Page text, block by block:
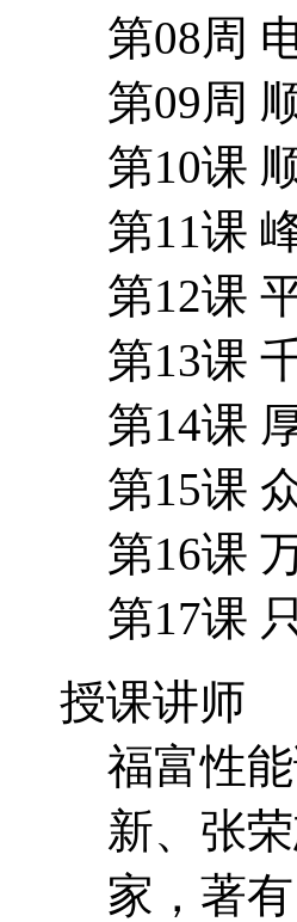
第08周
第09周
第10课
第11课
第12课
第13课
第14课
第15课
第16课
第17课
授课讲师
福富性
新、张
家，著